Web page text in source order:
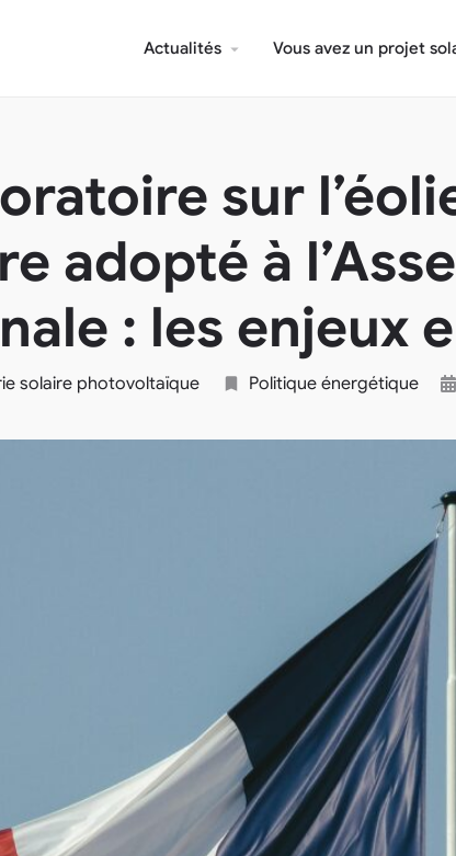
Actualités Vous avez un projet
sur
adopté à
: les enjeux
solaire photovoltaïque Politique énergétique